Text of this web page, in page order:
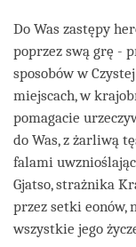
Do Was zastępy
poprzez swą grę -
sposobów w
miejscach, w
pomagacie
do Was, z żarliwą
falami
Gjatso, strażnika
przez setki eonów,
wszystkie jego